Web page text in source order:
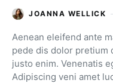
JOANNA WELLICK
Aenean eleifend ante
pede dis dolor pretium
justo enim. Venenatis
Adipiscing veni amet